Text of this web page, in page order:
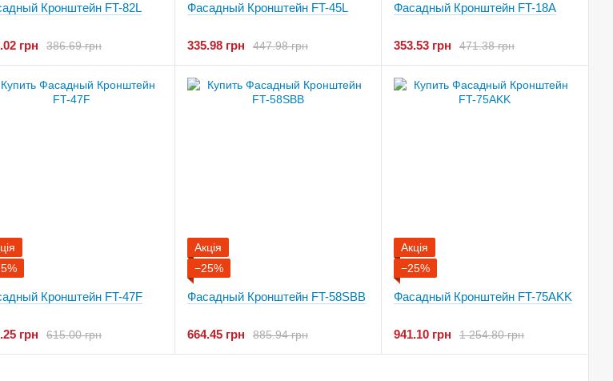
Кронштейн FT-82L
386.69 грн
грн
Фасадный Кронштейн FT-45L
447.98 грн
335.98 грн
Фасадный Кронштейн FT-18A
471.38 грн
353.53 грн
Кронштейн FT-47F
615.00 грн
грн
Акція
−25%
Фасадный Кронштейн FT-58SBB
885.94 грн
664.45 грн
Акція
−25%
Фасадный Кронштейн FT-75AKK
1 254.80 грн
941.10 грн